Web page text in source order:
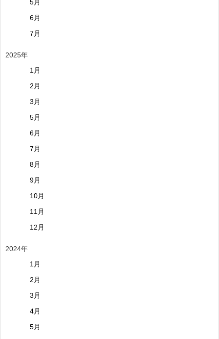
5月
6月
7月
2025年
1月
2月
3月
5月
6月
7月
8月
9月
10月
11月
12月
2024年
1月
2月
3月
4月
5月